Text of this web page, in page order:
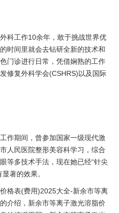
科工作10余年，敢于挑战世界优
时间里就会去钻研全新的技术和
门诊进行日常，凭借娴熟的工作
修复外科学会(CSHRS)以及国际
作期间，曾参加国家一级现代激
人民医院整形美容科学习，综合
等多技术手法，现在她已经“针尖
著的效果。
格表(费用)2025大全-新余市等离
介绍，新余市等离子激光溶脂价